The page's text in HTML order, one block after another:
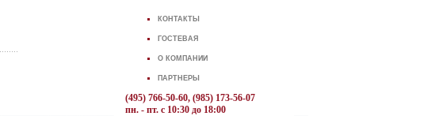
КОНТАКТЫ
ГОСТЕВАЯ
О КОМПАНИИ
ПАРТНЕРЫ
(495) 766-50-60, (985) 173-56-07
пн. - пт. с 10:30 до 18:00